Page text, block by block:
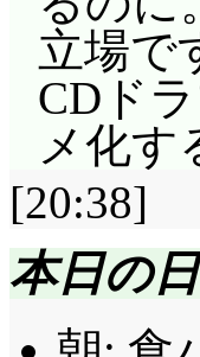
裏が
あ,
マイ
たり
いの
ら, 今
た。
立場で
CDド
メ化す
[20:38]
本日の